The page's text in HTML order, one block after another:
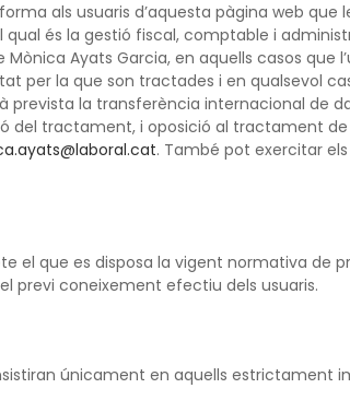
als usuaris d’aquesta pàgina web que
és la gestió fiscal, comptable i
Ayats Garcia, en aquells casos que
per la que son tractades i en qualsevol
la transferència internacional de
del tractament, i oposició al tractament de
. També pot exercitar
que es disposa la vigent normativa de
previ coneixement efectiu dels usuaris.
únicament en aquells estrictament